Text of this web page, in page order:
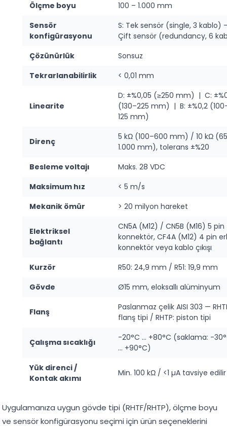
Ölçme boyu
100 – 1.000 mm
Sensör
konfigürasyonu
S: Tek sensör (single, 3 kablo)
Çift sensör (redundancy, 6
Çözünürlük
Sonsuz
Tekrarlanabilirlik
< 0,01 mm
Linearite
D: ±%0,05 (≥250 mm) | C:
(130–225 mm) | B: ±%0,2
125 mm)
Direnç
5 kΩ (100–600 mm) / 10 kΩ
1.000 mm), tolerans ±%20
Besleme voltajı
Maks. 28 VDC
Maksimum hız
< 5 m/s
Mekanik ömür
> 20 milyon hareket
Elektriksel
bağlantı
CN5A (M12) / CN5B (M16) 5 pin
konnektör, CF4A (M12) 4 pin
konnektör veya kablo çıkışı
Kurzör
R50: 24,9 mm / R51: 19,9 mm
Gövde
Ø15 mm, eloksallı alüminyum
Flanş
Paslanmaz çelik AISI 303 —
flanş tipi / RHTP: piston tipi
Çalışma sıcaklığı
-20°C … +80°C (saklama: -
… +90°C)
Yük direnci /
Kontak akımı
Min. 100 kΩ / <1 µA tavsiye edilir
Uygulamanıza uygun gövde tipi (RHTF/RHTP), ölçme boyu
ve sensör konfigürasyonu seçimi için ürün seçeneklerini